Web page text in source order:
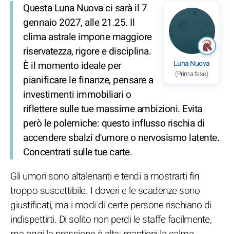
Luna Nuova
(Prima fase)
Questa Luna Nuova ci sarà il 7
gennaio 2027, alle 21.25. Il
clima astrale impone maggiore
riservatezza, rigore e disciplina.
È il momento ideale per
pianificare le finanze, pensare a
investimenti immobiliari o
riflettere sulle tue massime ambizioni. Evita
però le polemiche: questo influsso rischia di
accendere sbalzi d'umore o nervosismo latente.
Concentrati sulle tue carte.
Gli umori sono altalenanti e tendi a mostrarti fin
troppo suscettibile. I doveri e le scadenze sono
giustificati, ma i modi di certe persone rischiano di
indispettirti. Di solito non perdi le staffe facilmente,